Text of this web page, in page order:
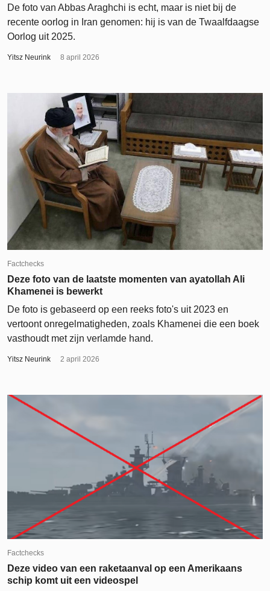
De foto van Abbas Araghchi is echt, maar is niet bij de
recente oorlog in Iran genomen: hij is van de Twaalfdaagse
Oorlog uit 2025.
Yitsz Neurink 8 april 2026
Factchecks
Deze foto van de laatste momenten van ayatollah Ali
Khamenei is bewerkt
De foto is gebaseerd op een reeks foto's uit 2023 en
vertoont onregelmatigheden, zoals Khamenei die een boek
vasthoudt met zijn verlamde hand.
Yitsz Neurink 2 april 2026
Factchecks
Deze video van een raketaanval op een Amerikaans
schip komt uit een videospel